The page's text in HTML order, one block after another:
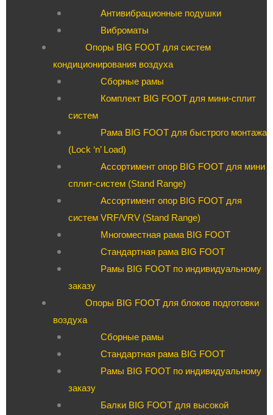
Антивибрационные подушки
Виброматы
Опоры BIG FOOT для систем
кондиционирования воздуха
Сборные рамы
Комплект BIG FOOT для мини-сплит
систем
Рама BIG FOOT для быстрого монтажа
(Lock ‘n’ Load)
Ассортимент опор BIG FOOT для мини
сплит-систем (Stand Range)
Ассортимент опор BIG FOOT для
систем VRF/VRV (Stand Range)
Многоместная рама BIG FOOT
Стандартная рама BIG FOOT
Рамы BIG FOOT по индивидуальному
заказу
Опоры BIG FOOT для блоков подготовки
воздуха
Сборные рамы
Стандартная рама BIG FOOT
Рамы BIG FOOT по индивидуальному
заказу
Балки BIG FOOT для высокой